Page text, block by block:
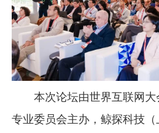
本次论坛由世界互联网大
专业委员会主办，鲸探科技（